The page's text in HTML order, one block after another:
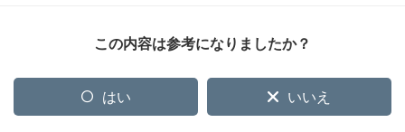
この内容は参考になりましたか？
はい いいえ